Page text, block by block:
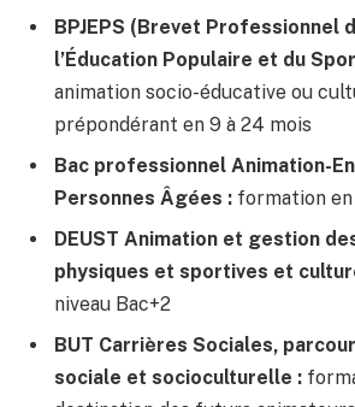
BPJEPS (Brevet Professionnel
l’Éducation Populaire et du
animation socio-éducative ou
prépondérant en 9 à 24 mois
Bac professionnel Animation-
Personnes Âgées : formation en
DEUST Animation et gestion
physiques et sportives et
niveau Bac+2
BUT Carrières Sociales,
sociale et socioculturelle :